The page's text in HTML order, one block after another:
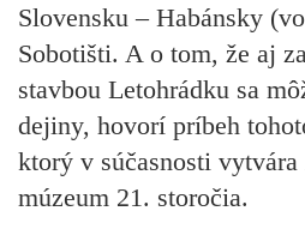
Slovensku – Habánsky
Sobotišti. A o tom, že aj
stavbou Letohrádku sa
dejiny, hovorí príbeh
ktorý v súčasnosti vytvára
múzeum 21. storočia.